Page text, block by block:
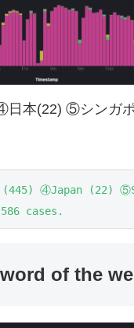
本(22) ⑤シンガ
④Japan (22)
cases.
of the